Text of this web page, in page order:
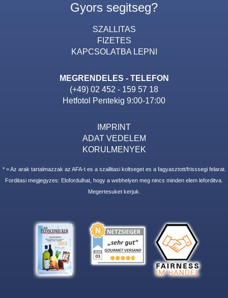
Gyors segitseg?
SZALLITAS
FIZETES
KAPCSOLATBA LEPNI
MEGRENDELES - TELEFON
(+49) 02 452 - 159 57 18
Hetfotol Pentekig 9:00-17:00
IMPRINT
ADAT VEDELEM
KORULMENYEK
* = Az arak tartalmazzak az AFA-t es a szallitasi koltseget es a fagyasztott/frisssegi felarat.
Forditasi megjegyzes: Elofordulhat, hogy a webhelyen meg nincs minden elem leforditva.
Megertesuket kerjuk.